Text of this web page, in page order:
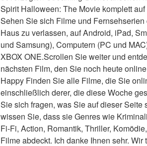
Spirit Halloween: The Movie komplett
Sehen Sie sich Filme und
Haus zu verlassen, auf Android, iPad,
und Samsung), Computern (PC und
XBOX ONE.Scrollen Sie weiter und
nächsten Film, den Sie noch heute
Happy Finden Sie alle Filme, die Sie
einschließlich derer, die diese Woche
Sie sich fragen, was Sie auf dieser Seite
wissen Sie, dass sie Genres wie
Fi-Fi, Action, Romantik, Thriller,
Filme abdeckt. Ich danke Ihnen sehr.